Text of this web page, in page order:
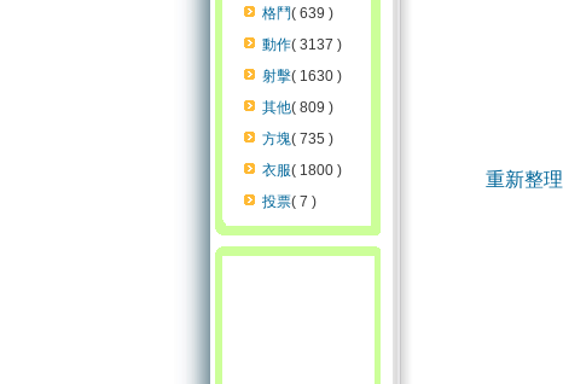
格鬥( 639 )
動作( 3137 )
射擊( 1630 )
其他( 809 )
方塊( 735 )
衣服( 1800 )
投票( 7 )
重新整理